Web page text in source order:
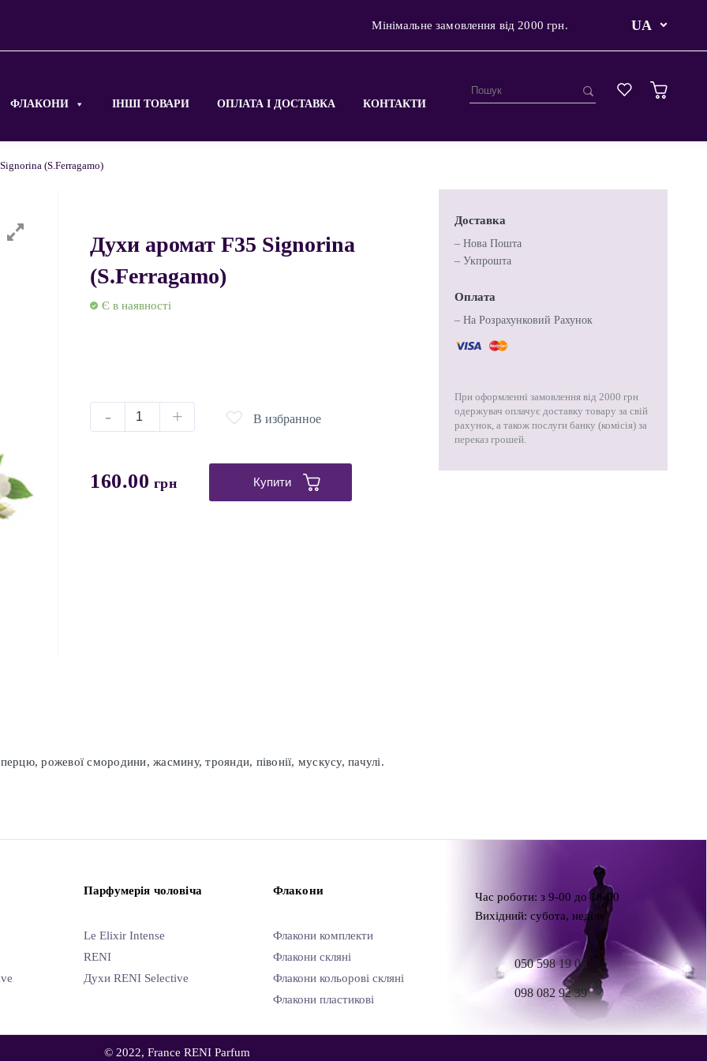
Мінімальне замовлення від 2000 грн. UA
ФЛАКОНИ ІНШІ ТОВАРИ ОПЛАТА І ДОСТАВКА КОНТАКТИ
(S.Ferragamo)
Духи аромат F35 Signorina
(S.Ferragamo)
Є в наявності
- + В избранное
160.00 грн Купити
Доставка
– Нова Пошта
– Укпрошта
Оплата
– На Розрахунковий Рахунок
При оформленні замовлення від 2000 грн
одержувач оплачує доставку товару за свій
рахунок, а також послуги банку (комісія) за
переказ грошей.
рожевої смородини, жасмину, троянди, півонії, мускусу, пачулі.
Парфумерія чоловіча
Le Elixir Intense
RENI
Духи RENI Selective
Флакони
Флакони комплекти
Флакони скляні
Флакони кольорові скляні
Флакони пластикові
Час роботи: з 9-00 до 18-00
Вихідний: субота, неділя
050 598 19 06
098 082 92 39
© 2022, France RENI Parfum